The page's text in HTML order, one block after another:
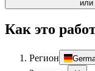
Как это
Регион